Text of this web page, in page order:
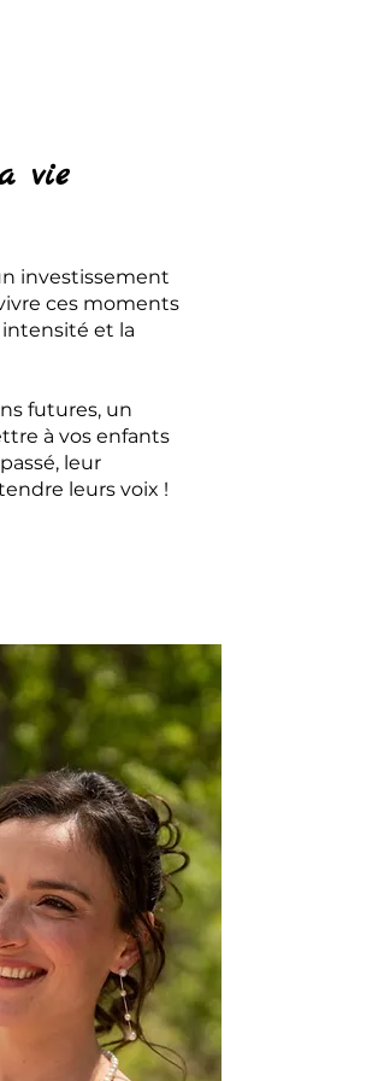
vie
investissement
ces moments
et la
futures, un
à vos enfants
leur
leurs voix !